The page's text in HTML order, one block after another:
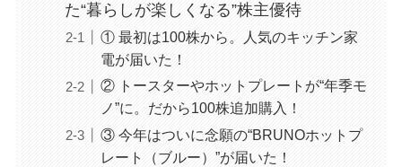
た“暮らしが楽しくなる”株主優待
① 最初は100株から。人気のキッチン家
電が届いた！
② トースターやホットプレートが“年季モ
ノ”に。だから100株追加購入！
③ 今年はついに念願の“BRUNOホットプ
レート（ブルー）”が届いた！